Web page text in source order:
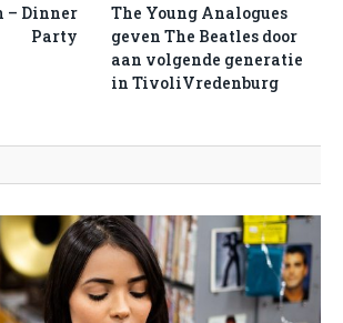
– Dinner
Party
The Young Analogues
geven The Beatles door
aan volgende generatie
in TivoliVredenburg